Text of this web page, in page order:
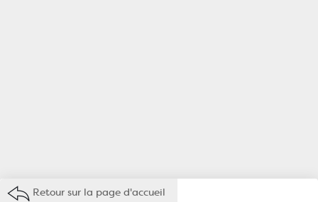
Retour sur la page d'accueil